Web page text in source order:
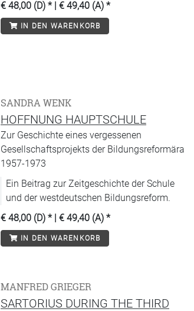
€ 48,00 (D) * | € 49,40 (A) *
IN DEN WARENKORB
SANDRA WENK
HOFFNUNG HAUPTSCHULE
Zur Geschichte eines vergessenen
Gesellschaftsprojekts der Bildungsreformära
1957-1973
Ein Beitrag zur Zeitgeschichte der Schule
und der westdeutschen Bildungsreform.
€ 48,00 (D) * | € 49,40 (A) *
IN DEN WARENKORB
MANFRED GRIEGER
SARTORIUS DURING THE THIRD